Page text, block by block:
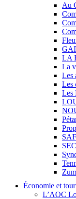
Au
LA
La
Les
Les
Les
Économie et
L’AOC